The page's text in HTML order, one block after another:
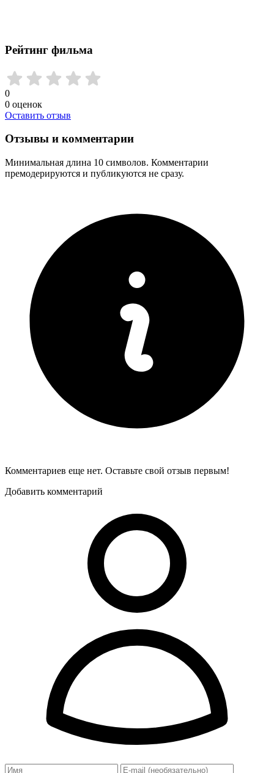
Рейтинг фильма
0
0 оценок
Оставить отзыв
Отзывы и комментарии
Минимальная длина 10 символов. Комментарии
премодерируются и публикуются не сразу.
Комментариев еще нет. Оставьте свой отзыв первым!
Добавить комментарий